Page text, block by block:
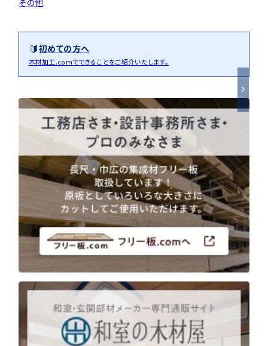
その他
初めての方へ
木材加工.comでできることをご紹介いたします。